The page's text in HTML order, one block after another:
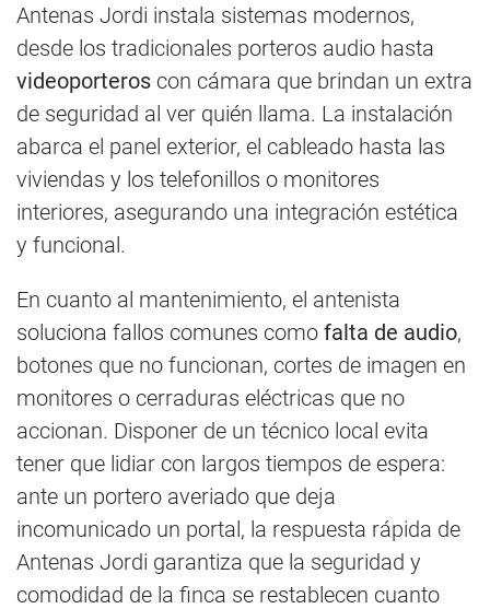
Antenas Jordi instala sistemas modernos,
desde los tradicionales porteros audio hasta
videoporteros con cámara que brindan un extra
de seguridad al ver quién llama. La instalación
abarca el panel exterior, el cableado hasta las
viviendas y los telefonillos o monitores
interiores, asegurando una integración estética
y funcional.
En cuanto al mantenimiento, el antenista
soluciona fallos comunes como falta de audio,
botones que no funcionan, cortes de imagen en
monitores o cerraduras eléctricas que no
accionan. Disponer de un técnico local evita
tener que lidiar con largos tiempos de espera:
ante un portero averiado que deja
incomunicado un portal, la respuesta rápida de
Antenas Jordi garantiza que la seguridad y
comodidad de la finca se restablecen cuanto